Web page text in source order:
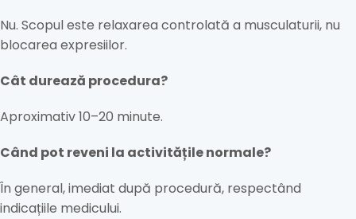
Nu. Scopul este relaxarea controlată a musculaturii, nu
blocarea expresiilor.
Cât durează procedura?
Aproximativ 10–20 minute.
Când pot reveni la activitățile normale?
În general, imediat după procedură, respectând
indicațiile medicului.